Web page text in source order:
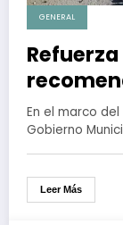
GENERAL
para
En el marco
Gobierno
Leer Más